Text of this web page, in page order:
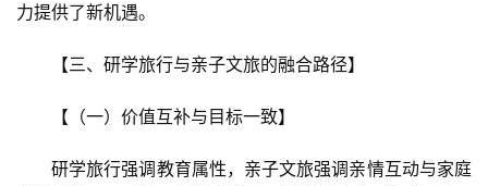
力提供了新机遇。
【三、研学旅行与亲子文旅的融合路径】
【（一）价值互补与目标一致】
研学旅行强调教育属性，亲子文旅强调亲情互动与家庭